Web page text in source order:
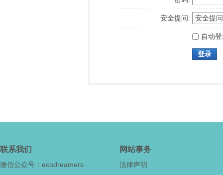
安全提问:
自动
登录
联系我们
微信公众号：ecodreamers
网站事务
法律声明